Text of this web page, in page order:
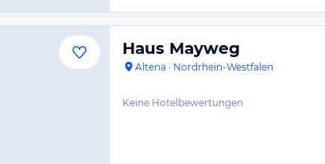
Haus Mayweg
Altena · Nordrhein-Westfalen
Keine Hotelbewertungen